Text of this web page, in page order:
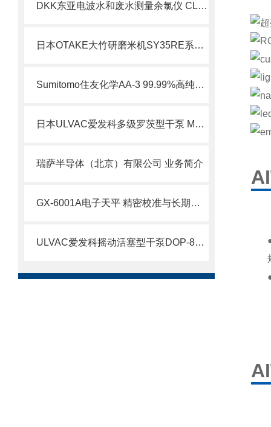
DKK东亚电波水和废水测量余氯仪 CL17sc 系列
日本OTAKE大竹研磨米机SY35RE系列北崎热卖
Sumitomo住友化学AA-3 99.99%高纯氧化铝技术解析
日本ULVAC爱发科多级罗茨型干泵 Model:GR北崎热卖
瑞萨半导体（北京）有限公司 业务简介
GX-6001A电子天平 精密校准与长期精度维护技术
ULVAC爱发科摇动活塞型干泵DOP-80S北崎有售